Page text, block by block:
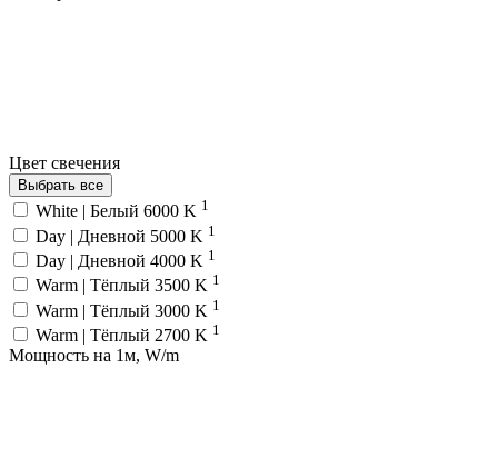
Цвет свечения
Выбрать все
White | Белый 6000 K 1
Day | Дневной 5000 K 1
Day | Дневной 4000 K 1
Warm | Тёплый 3500 K 1
Warm | Тёплый 3000 K 1
Warm | Тёплый 2700 K 1
Мощность на 1м, W/m